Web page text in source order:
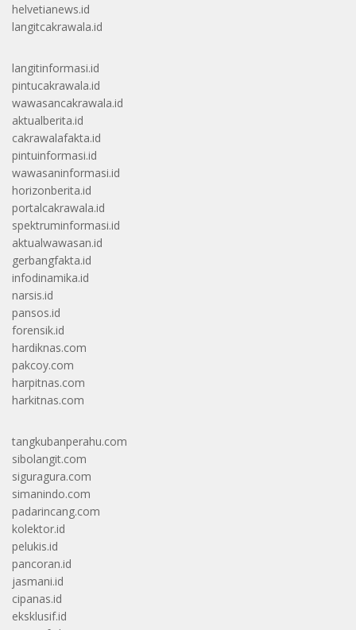
helvetianews.id
langitcakrawala.id
langitinformasi.id
pintucakrawala.id
wawasancakrawala.id
aktualberita.id
cakrawalafakta.id
pintuinformasi.id
wawasaninformasi.id
horizonberita.id
portalcakrawala.id
spektruminformasi.id
aktualwawasan.id
gerbangfakta.id
infodinamika.id
narsis.id
pansos.id
forensik.id
hardiknas.com
pakcoy.com
harpitnas.com
harkitnas.com
tangkubanperahu.com
sibolangit.com
siguragura.com
simanindo.com
padarincang.com
kolektor.id
pelukis.id
pancoran.id
jasmani.id
cipanas.id
eksklusif.id